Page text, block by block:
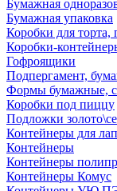
Бумажная
Бумажная упаковка
Коробки для
Коробки-
Гофроящики
Подпергамент,
Формы бумажные,
Коробки под пиццу
Подложки
Контейнеры для
Контейнеры
Контейнеры
Контейнеры Комус